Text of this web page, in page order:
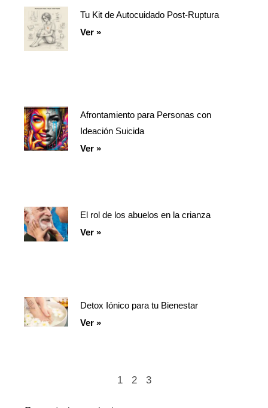
Tu Kit de Autocuidado Post-Ruptura
Ver »
Afrontamiento para Personas con
Ideación Suicida
Ver »
El rol de los abuelos en la crianza
Ver »
Detox Iónico para tu Bienestar
Ver »
1 2 3